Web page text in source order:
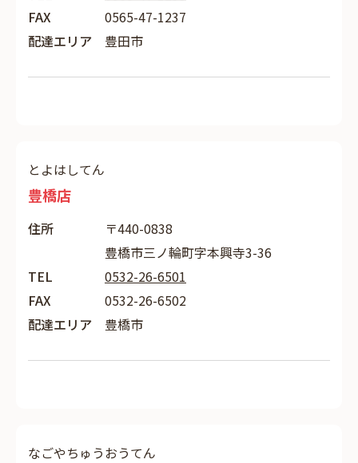
FAX
0565-47-1237
配達エリア
豊田市
とよはしてん
豊橋店
住所
〒440-0838
豊橋市三ノ輪町字本興寺3-36
TEL
0532-26-6501
FAX
0532-26-6502
配達エリア
豊橋市
なごやちゅうおうてん